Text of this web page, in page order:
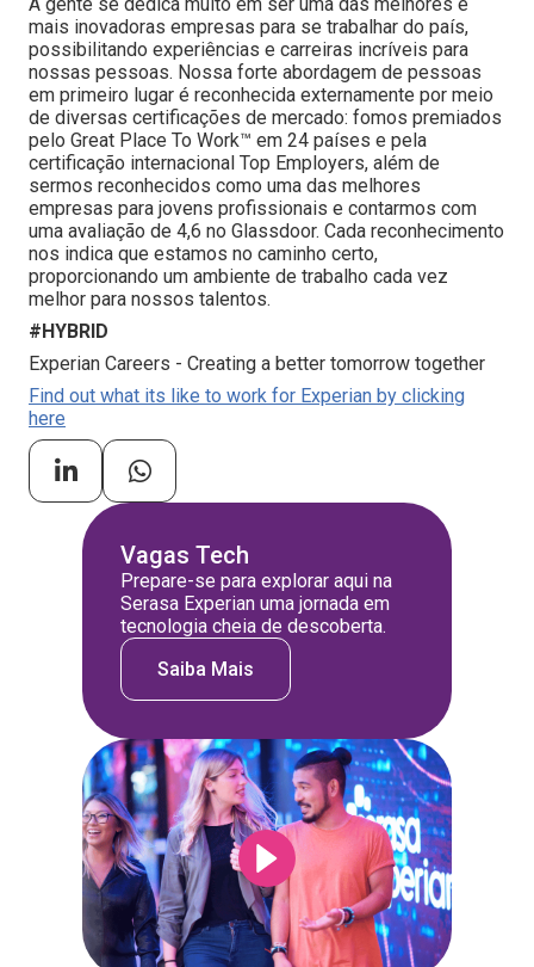
mais inovadoras empresas para se trabalhar do país,
possibilitando experiências e carreiras incríveis para
nossas pessoas. Nossa forte abordagem de pessoas
em primeiro lugar é reconhecida externamente por meio
de diversas certificações de mercado: fomos premiados
pelo Great Place To Work™ em 24 países e pela
certificação internacional Top Employers, além de
sermos reconhecidos como uma das melhores
empresas para jovens profissionais e contarmos com
uma avaliação de 4,6 no Glassdoor. Cada reconhecimento
nos indica que estamos no caminho certo,
proporcionando um ambiente de trabalho cada vez
melhor para nossos talentos.
#HYBRID
Experian Careers - Creating a better tomorrow together
Find out what its like to work for Experian by clicking
here
Vagas Tech
Prepare-se para explorar aqui na
Serasa Experian uma jornada em
tecnologia cheia de descoberta.
Saiba Mais